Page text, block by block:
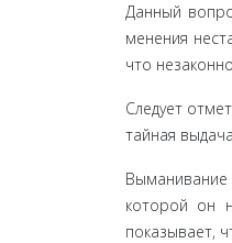
Данный
менения
что
Следует
тайная
Выманивание
которой он
показывает,